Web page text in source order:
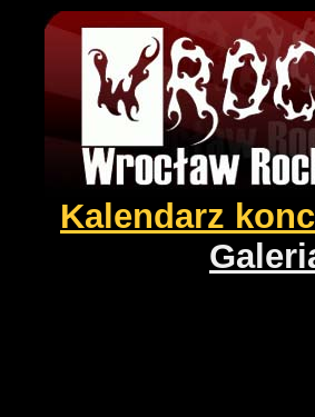
Kalendarz